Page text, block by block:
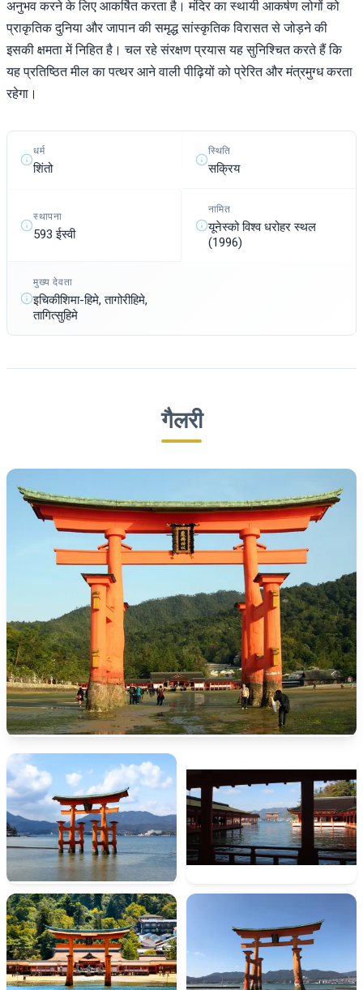
अनुभव करने के लिए आकर्षित करता है। मंदिर का स्थायी आकर्षण लोगों को
प्राकृतिक दुनिया और जापान की समृद्ध सांस्कृतिक विरासत से जोड़ने की
इसकी क्षमता में निहित है। चल रहे संरक्षण प्रयास यह सुनिश्चित करते हैं कि
यह प्रतिष्ठित मील का पत्थर आने वाली पीढ़ियों को प्रेरित और मंत्रमुग्ध करता
रहेगा।
धर्म
शिंतो
स्थिति
सक्रिय
स्थापना
593 ईस्वी
नामित
यूनेस्को विश्व धरोहर स्थल
(1996)
मुख्य देवता
इचिकीशिमा-हिमे, तागोरीहिमे,
तागित्सुहिमे
गैलरी